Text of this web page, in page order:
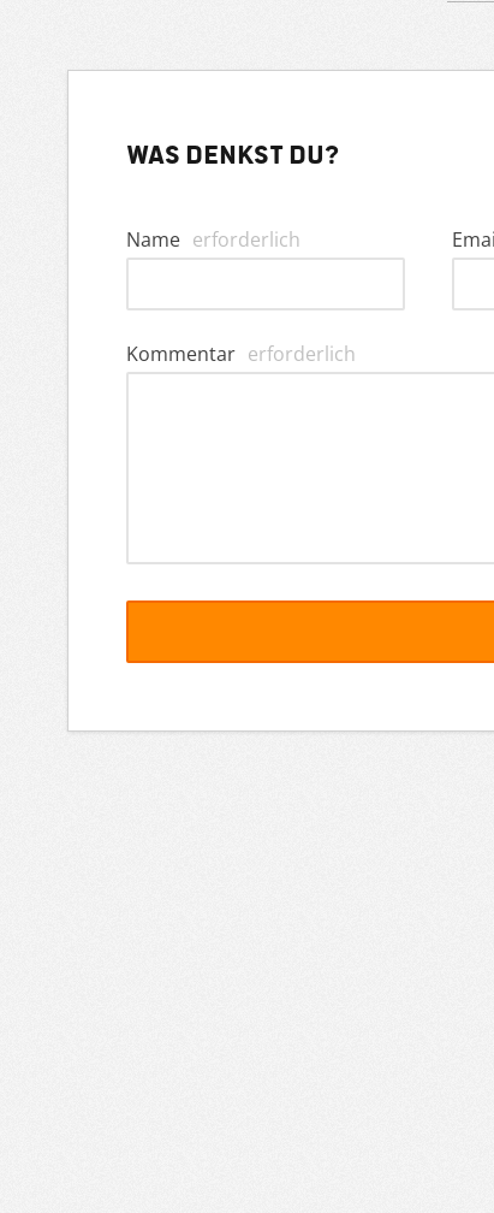
Was denkst du?
Name erforderlich
Kommentar erforderlich